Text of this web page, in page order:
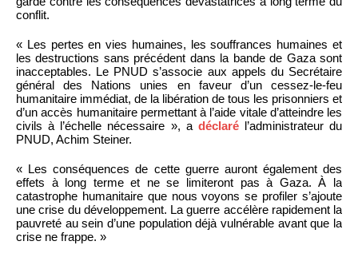
conflit.
« Les pertes en vies humaines, les souffrances humaines et
les destructions sans précédent dans la bande de Gaza sont
inacceptables. Le PNUD s’associe aux appels du Secrétaire
général des Nations unies en faveur d’un cessez-le-feu
humanitaire immédiat, de la libération de tous les prisonniers et
d’un accès humanitaire permettant à l’aide vitale d’atteindre les
civils à l’échelle nécessaire », a déclarél’administrateur du
PNUD, Achim Steiner.
« Les conséquences de cette guerre auront également des
effets à long terme et ne se limiteront pas à Gaza. À la
catastrophe humanitaire que nous voyons se profiler s’ajoute
une crise du développement. La guerre accélère rapidement la
pauvreté au sein d’une population déjà vulnérable avant que la
crise ne frappe. »